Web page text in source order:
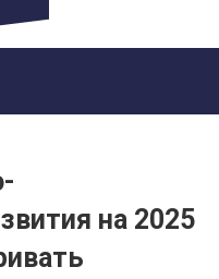
на 2025